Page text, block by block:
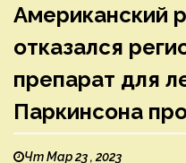
Американский
отказался
препарат для
Паркинсона
Чт Мар 23 , 2023